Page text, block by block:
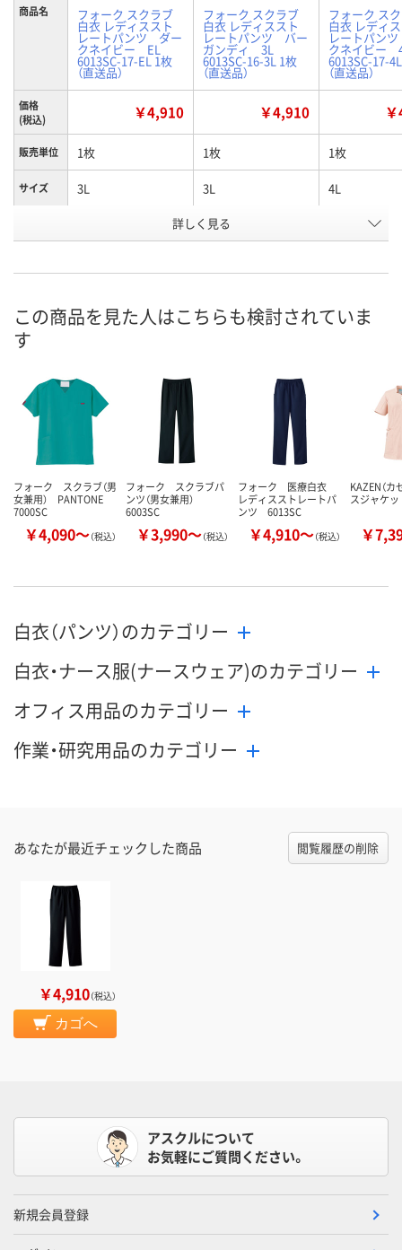
商品名 フォーク スクラブ
白衣 レディススト
レートパンツ ダー
クネイビー EL
6013SC-17-EL 1枚
（直送品）
フォーク スクラブ
白衣 レディススト
レートパンツ バー
ガンディ 3L
6013SC-16-3L 1枚
（直送品）
フォーク ス
白衣 レディ
レートパン
クネイビー
6013SC-17-
（直送品）
価格
(税込)
￥4,910 ￥4,910
販売単位 1枚 1枚 1枚
サイズ 3L 3L 4L
バーガンディ ダークネイ
号
お届け日
数量
カゴへ カゴへ カ
詳しく見る
この商品を見た人はこちらも検討されていま
す
フォーク スクラブ（男
女兼用） PANTONE
7000SC
￥4,090～（税込）
フォーク スクラブパ
ンツ（男女兼用）
6003SC
￥3,990～（税込）
フォーク 医療白衣
レディスストレートパ
ンツ 6013SC
￥4,910～（税込）
KAZEN（カ
スジャケ
￥
白衣（パンツ）のカテゴリー
白衣・ナース服(ナースウェア)のカテゴリー
オフィス用品のカテゴリー
作業・研究用品のカテゴリー
あなたが最近チェックした商品 閲覧履歴の削除
￥4,910（税込）
カゴへ
アスクルについて
お気軽にご質問ください。
新規会員登録